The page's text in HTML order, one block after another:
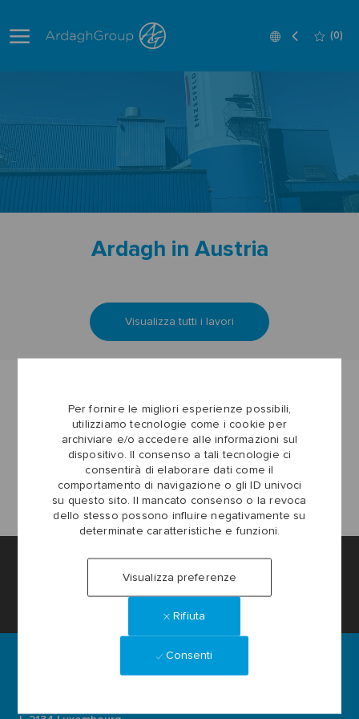
Language
Italian (0)
Per fornire le migliori esperienze possibili,
utilizziamo tecnologie come i cookie per
archiviare e/o accedere alle informazioni sul
dispositivo. Il consenso a tali tecnologie ci
consentirà di elaborare dati come il
comportamento di navigazione o gli ID univoci
su questo sito. Il mancato consenso o la revoca
dello stesso possono influire negativamente su
determinate caratteristiche e funzioni.
Visualizza preferenze
Rifiuta
Consenti
Ardagh in Austria
Visualizza tutti i lavori
Impostazioni dei cookie del sito Lavora con noi